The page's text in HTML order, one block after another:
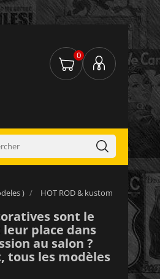
0
) HOT ROD & kustom
sont le
place dans
au salon ?
, tous les modèles